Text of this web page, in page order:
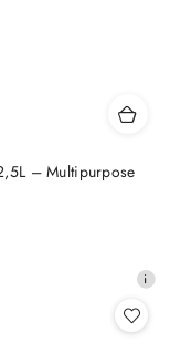
– Multipurpose